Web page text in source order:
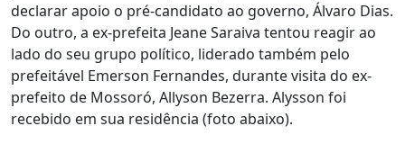
declarar apoio o pré-candidato ao governo, Álvaro Dias.
Do outro, a ex-prefeita Jeane Saraiva tentou reagir ao
lado do seu grupo político, liderado também pelo
prefeitável Emerson Fernandes, durante visita do ex-
prefeito de Mossoró, Allyson Bezerra. Alysson foi
recebido em sua residência (foto abaixo).